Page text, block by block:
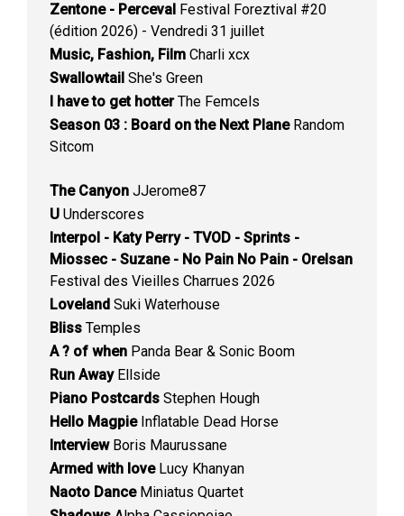
Zentone - Perceval Festival Foreztival #20
(édition 2026) - Vendredi 31 juillet
Music, Fashion, Film Charli xcx
Swallowtail She's Green
I have to get hotterThe Femcels
Season 03 : Board on the Next PlaneRandom
Sitcom
The Canyon JJerome87
U Underscores
Interpol - Katy Perry - TVOD - Sprints -
Miossec - Suzane - No Pain No Pain - Orelsan
Festival des Vieilles Charrues 2026
Loveland Suki Waterhouse
Bliss Temples
A ? of when Panda Bear & Sonic Boom
Run AwayEllside
Piano Postcards Stephen Hough
Hello MagpieInflatable Dead Horse
InterviewBoris Maurussane
Armed with loveLucy Khanyan
Naoto DanceMiniatus Quartet